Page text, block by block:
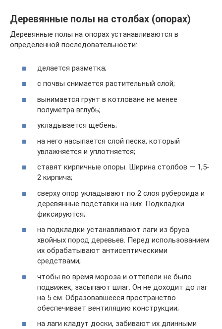
Деревянные полы на столбах (опорах)
Деревянные полы на опорах устанавливаются в
определенной последовательности:
делается разметка;
с почвы снимается растительный слой;
вынимается грунт в котловане не менее
полуметра вглубь;
укладывается щебень;
на него насыпается слой песка, который
увлажняется и уплотняется;
ставят кирпичные опоры. Ширина столбов — 1,5-
2 кирпича;
сверху опор укладывают по 2 слоя рубероида и
деревянные подставки на них. Подкладки
фиксируются;
на подкладки устанавливают лаги из бруса
хвойных пород деревьев. Перед использованием
их обрабатывают антисептическими
средствами;
чтобы во время мороза и оттепели не было
подвижек, засыпают шлаг. Он не доходит до лаг
на 5 см. Образовавшееся пространство
обеспечивает вентиляцию конструкции;
на лаги кладут доски, забивают их длинными